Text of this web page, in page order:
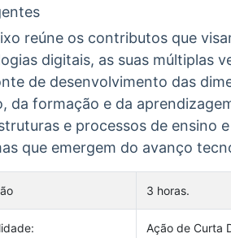
reúne os contributos que
digitais, as suas múltiplas
de desenvolvimento das
da formação e da
e processos de ensino
que emergem do avanço
3 horas.
Ação de Curta